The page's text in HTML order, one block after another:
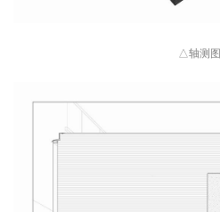
△轴测图